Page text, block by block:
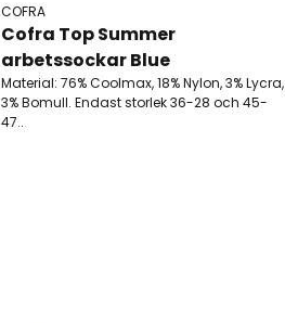
COFRA
Cofra Top Summer
arbetssockar Blue
Material: 76% Coolmax, 18% Nylon, 3% Lycra,
3% Bomull. Endast storlek 36-28 och 45-
47..